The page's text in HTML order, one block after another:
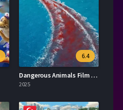
6.4
Dangerous Animals Film Türkçe Dublaj İzle
2025